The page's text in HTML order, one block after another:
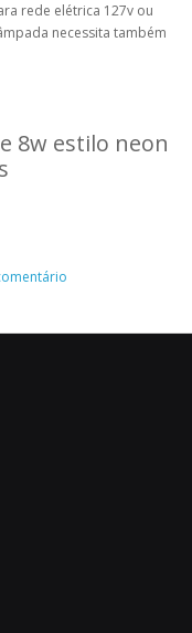
rede elétrica 127v ou
necessita também
8w estilo neon